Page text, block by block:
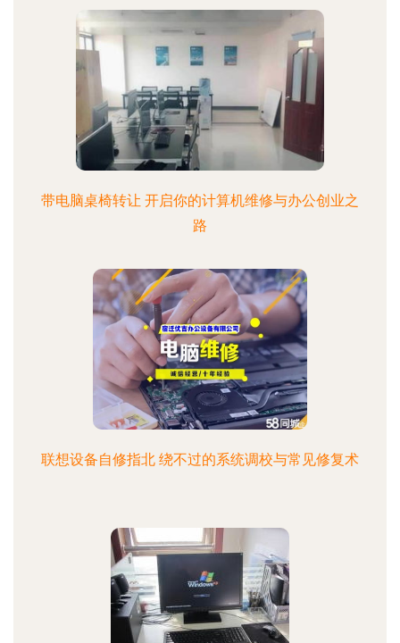
带电脑桌椅转让 开启你的计算机维修与办公创业之
路
联想设备自修指北 绕不过的系统调校与常见修复术